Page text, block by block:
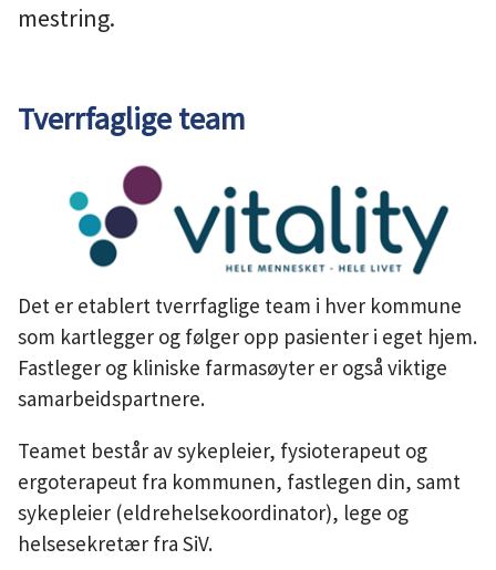
n
e
mestring.
Tverrfaglige team
Det er etablert tverrfaglige team i hver kommune
som kartlegger og følger opp pasienter i eget hjem.
Fastleger og kliniske farmasøyter er også viktige
samarbeidspartnere.
Teamet består av sykepleier, fysioterapeut og
ergoterapeut fra kommunen, fastlegen din, samt
sykepleier (eldrehelsekoordinator), lege og
helsesekretær fra SiV.